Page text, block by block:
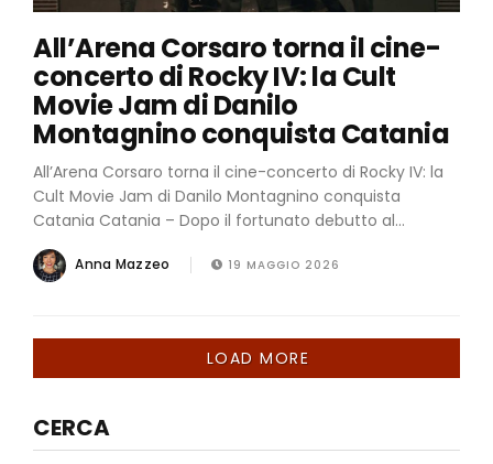
All’Arena Corsaro torna il cine-
concerto di Rocky IV: la Cult
Movie Jam di Danilo
Montagnino conquista Catania
All’Arena Corsaro torna il cine-concerto di Rocky IV: la
Cult Movie Jam di Danilo Montagnino conquista
Catania Catania – Dopo il fortunato debutto al...
Anna Mazzeo 19 MAGGIO 2026
LOAD MORE
CERCA